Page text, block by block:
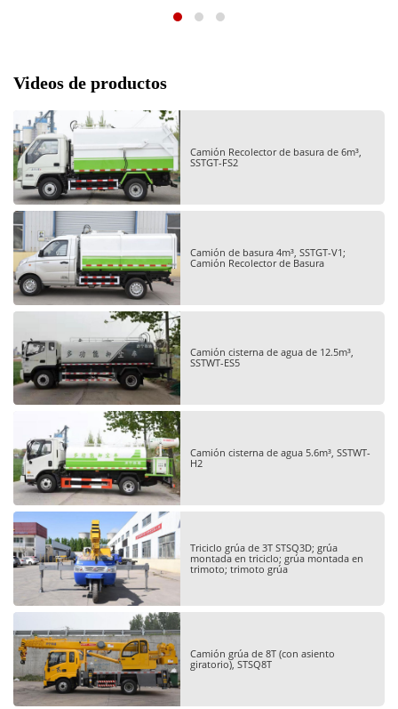
Videos de productos
Camión Recolector de basura de 6m³,
SSTGT-FS2
Camión de basura 4m³, SSTGT-V1;
Camión Recolector de Basura
Camión cisterna de agua de 12.5m³,
SSTWT-ES5
Camión cisterna de agua 5.6m³, SSTWT-
H2
Triciclo grúa de 3T STSQ3D; grúa
montada en triciclo; grúa montada en
trimoto; trimoto grúa
Camión grúa de 8T (con asiento
giratorio), STSQ8T